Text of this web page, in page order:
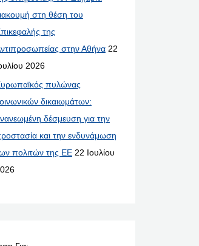
στη θέση του
της
στην Αθήνα 22
2026
πυλώνας
δικαιωμάτων:
δέσμευση για την
και την ενδυνάμωση
πολιτών της ΕΕ 22 Ιουλίου